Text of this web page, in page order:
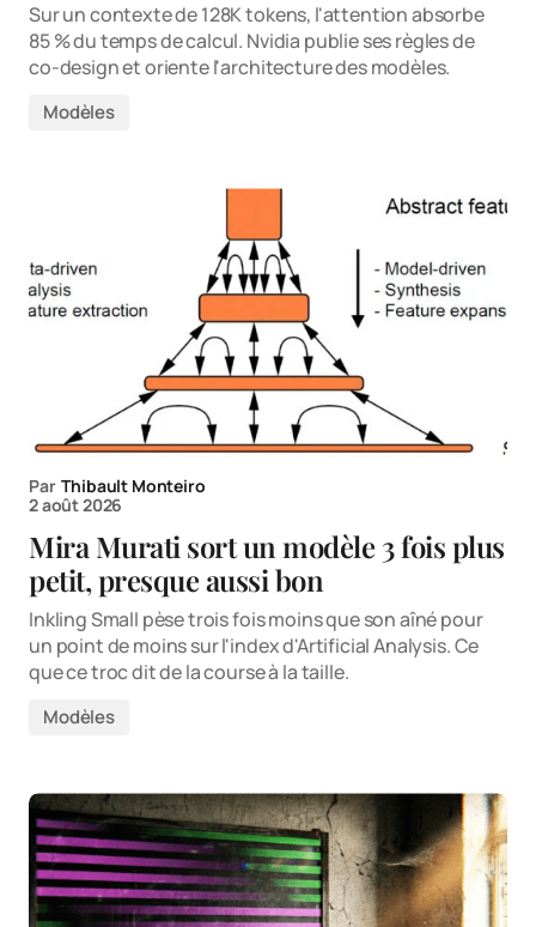
Sur un contexte de 128K tokens, l'attention absorbe
85 % du temps de calcul. Nvidia publie ses règles de
co-design et oriente l'architecture des modèles.
Modèles
Par Thibault Monteiro
2 août 2026
Mira Murati sort un modèle 3 fois plus
petit, presque aussi bon
Inkling Small pèse trois fois moins que son aîné pour
un point de moins sur l'index d'Artificial Analysis. Ce
que ce troc dit de la course à la taille.
Modèles